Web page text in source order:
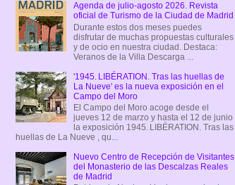
Agenda de julio-agosto 2026. Revista
oficial de Turismo de la Ciudad de Madrid
Durante estos dos meses puedes
disfrutar de muchas propuestas culturales
y de ocio en nuestra ciudad. Destaca:
Veranos de la Villa Descarga ...
'1945. LIBÉRATION. Tras las huellas de
La Nueve' es la nueva exposición en el
Campo del Moro
El Campo del Moro acoge desde el
jueves 12 de marzo y hasta el 12 de junio
la exposición 1945. LIBÉRATION. Tras las
huellas de La Nueve , qu...
Nuevo Centro de Recepción de Visitantes
del Monasterio de las Descalzas Reales
de Madrid